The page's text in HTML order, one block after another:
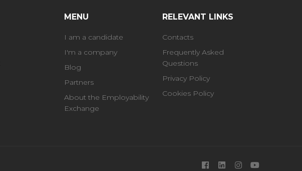
MENU
I am a candidate
I'm a company
Blog
Partners
About the Employability
Exchange
RELEVANT LINKS
Contacts
Frequently Asked
Questions
Privacy Policy
Cookies Policy